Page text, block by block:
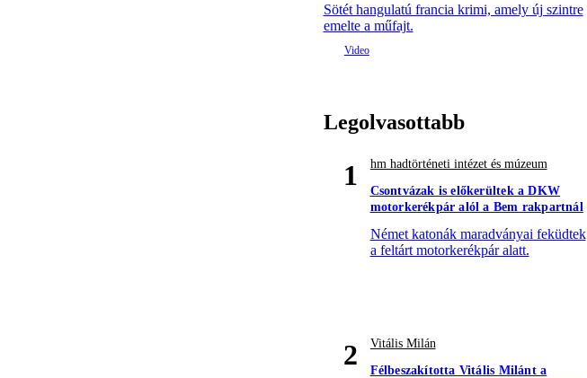
Sötét hangulatú francia krimi, amely új szintre
emelte a műfajt.
Legolvasottabb
1
hm hadtörténeti intézet és múzeum
Csontvázak is előkerültek a DKW
motorkerékpár alól a Bem rakpartnál
Német katonák maradványai feküdtek
a feltárt motorkerékpár alatt.
2
Vitális Milán
Félbeszakította Vitális Milánt a